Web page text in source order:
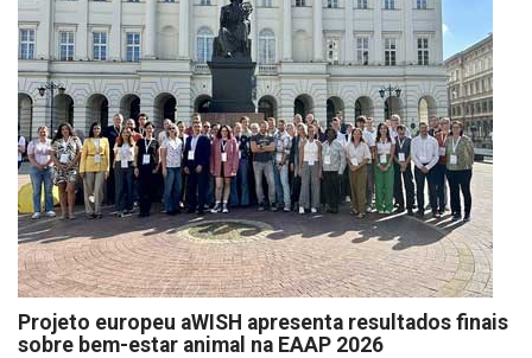
Projeto europeu aWISH apresenta resultados finais
sobre bem-estar animal na EAAP 2026